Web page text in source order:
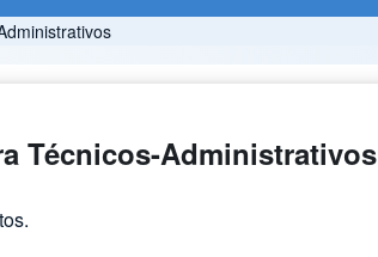
Técnicos-Administrativos